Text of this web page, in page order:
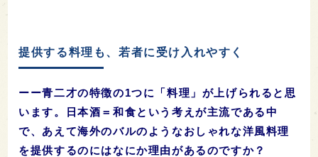
提供する料理も、若者に受け入れやすく
ーー青二才の特徴の1つに「料理」が上げられると思
います。日本酒＝和食という考えが主流である中
で、あえて海外のバルのようなおしゃれな洋風料理
を提供するのにはなにか理由があるのですか？